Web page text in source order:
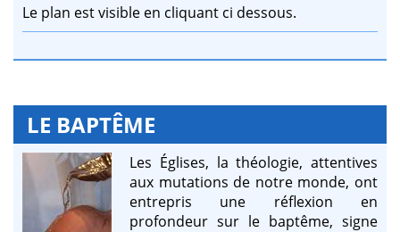
Le plan est visible en cliquant ci dessous.
LE BAPTÊME
Les Églises, la théologie, attentives
aux mutations de notre monde, ont
entrepris une réflexion en
profondeur sur le baptême, signe